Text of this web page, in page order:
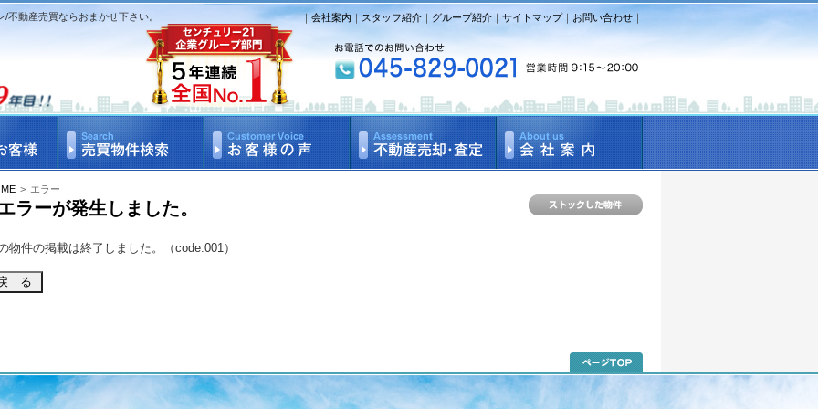
動産売買ならおまかせ下さい。 ｜会社案内 ｜スタッフ紹介 ｜ グループ紹介 ｜ サイトマップ｜ お問い合わせ ｜
> エラー
ラーが発生しました。
物件の掲載は終了しました。（code:001）